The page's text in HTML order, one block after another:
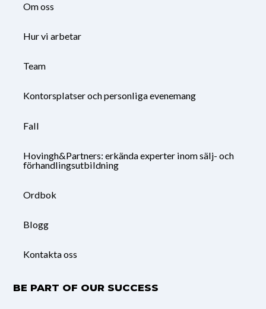
Om oss
Hur vi arbetar
Team
Kontorsplatser och personliga evenemang
Fall
Hovingh&Partners: erkända experter inom sälj- och
förhandlingsutbildning
Ordbok
Blogg
Kontakta oss
BE PART OF OUR SUCCESS